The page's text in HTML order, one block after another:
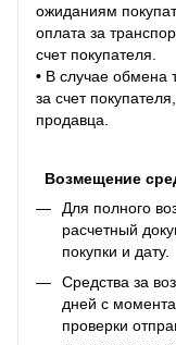
ожиданиям
оплата за
счет покупателя.
• В случае обмена
за счет
продавца.
Возмещение
Для полного
расчетный
покупки и дату.
Средства за
дней с
проверки